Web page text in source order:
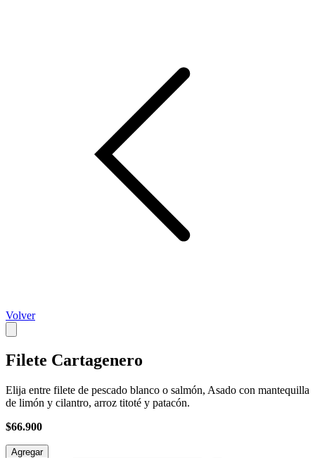
Volver
Filete Cartagenero
Elija entre filete de pescado blanco o salmón, Asado con mantequilla
de limón y cilantro, arroz titoté y patacón.
$66.900
Agregar